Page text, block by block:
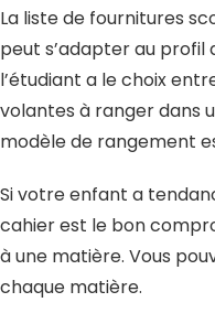
La liste de fournitures
peut s’adapter au profil
l’étudiant a le choix
volantes à ranger dans
modèle de rangement
Si votre enfant a
cahier est le bon
à une matière. Vous
chaque matière.